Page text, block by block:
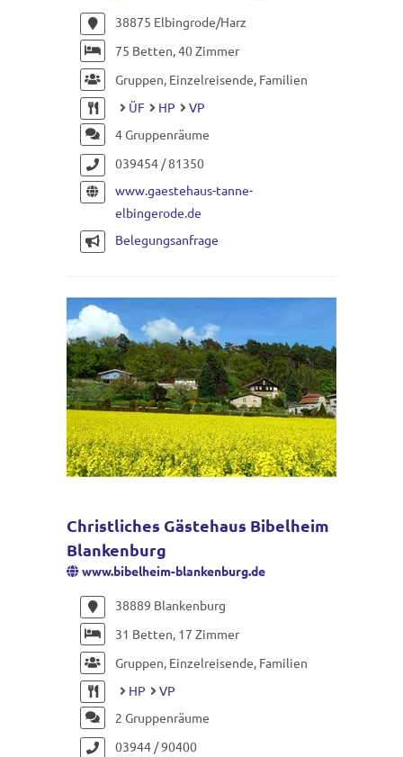
38875 Elbingrode/Harz
75 Betten, 40 Zimmer
Gruppen, Einzelreisende, Familien
ÜF
HP
VP
4 Gruppenräume
039454 / 81350
www.gaestehaus-tanne-
elbingerode.de
Belegungsanfrage
Christliches Gästehaus Bibelheim
Blankenburg
www.bibelheim-blankenburg.de
38889 Blankenburg
31 Betten, 17 Zimmer
Gruppen, Einzelreisende, Familien
HP
VP
2 Gruppenräume
03944 / 90400